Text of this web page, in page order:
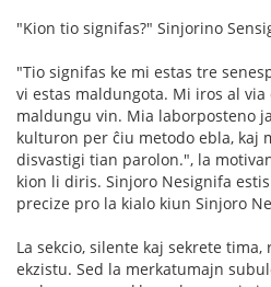
"Kion tio signifas?" Sinjorino
"Tio signifas ke mi estas tre
vi estas maldungota. Mi iros al
maldungu vin. Mia laborposteno
kulturon per ĉiu metodo ebla, kaj
disvastigi tian parolon.", la
kion li diris. Sinjoro Nesignifa
precize pro la kialo kiun Sinjoro
La sekcio, silente kaj sekrete
ekzistu. Sed la merkatumajn